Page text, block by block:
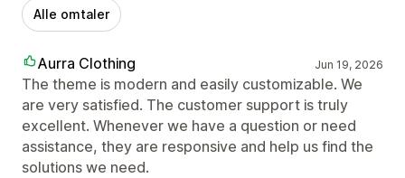
Alle omtaler
Aurra Clothing Jun 19, 2026
The theme is modern and easily customizable. We
are very satisfied. The customer support is truly
excellent. Whenever we have a question or need
assistance, they are responsive and help us find the
solutions we need.